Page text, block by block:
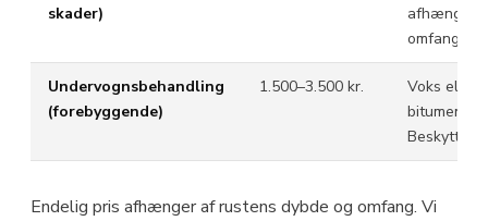
skader)
afhænger
omfang.
Undervognsbehandling
(forebyggende)
1.500–3.500 kr.
Voks eller
Beskytter
Endelig pris afhænger af rustens dybde og omfang. Vi